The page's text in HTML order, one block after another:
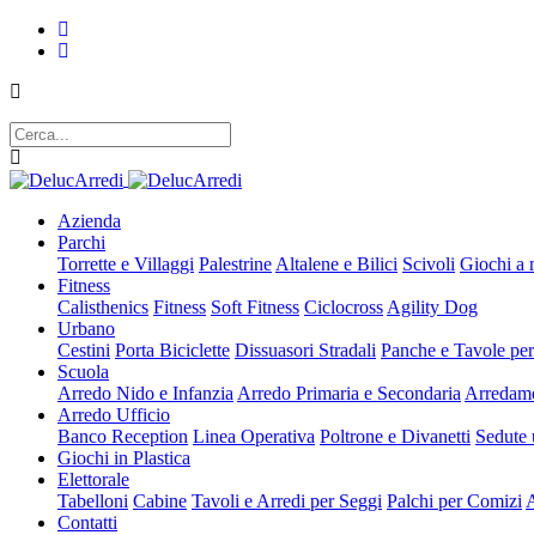
Azienda
Parchi
Torrette e Villaggi Palestrine Altalene e Bilici Scivoli Giochi a
Fitness
Calisthenics Fitness Soft Fitness Ciclocross Agility Dog
Urbano
Cestini Porta Biciclette Dissuasori Stradali Panche e Tavole
Scuola
Arredo Nido e Infanzia Arredo Primaria e Secondaria
Arredo Ufficio
Banco Reception Linea Operativa Poltrone e Divanetti
Giochi in Plastica
Elettorale
Tabelloni Cabine Tavoli e Arredi per Seggi Palchi per Comizi
Contatti